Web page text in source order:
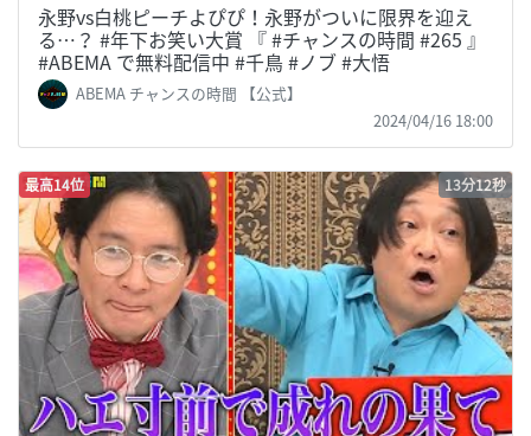
永野vs白桃ピーチよぴぴ！永野がついに限界を迎え
る…？ #年下お笑い大賞 『 #チャンスの時間 #265 』
#ABEMA で無料配信中 #千鳥 #ノブ #大悟
ABEMA チャンスの時間 【公式】
2024/04/16 18:00
最高14位 13分12秒